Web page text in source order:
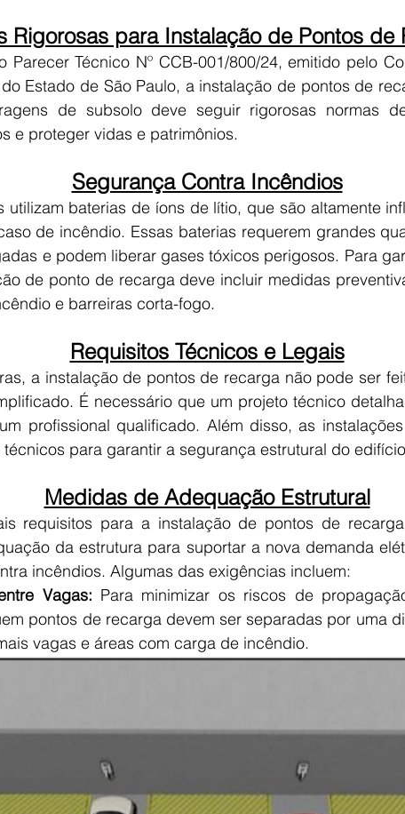
Rigorosas para Instalação de Pontos de
Parecer Técnico Nº CCB-001/800/24, emitido pelo
Estado de São Paulo, a instalação de pontos de
de subsolo deve seguir rigorosas normas
e proteger vidas e patrimônios.
Segurança Contra Incêndios
utilizam baterias de íons de lítio, que são altamente
de incêndio. Essas baterias requerem grandes
e podem liberar gases tóxicos perigosos. Para
de ponto de recarga deve incluir medidas
e barreiras corta-fogo.
Requisitos Técnicos e Legais
a instalação de pontos de recarga não pode ser
É necessário que um projeto técnico
profissional qualificado. Além disso, as
para garantir a segurança estrutural do
Medidas de Adequação Estrutural
requisitos para a instalação de pontos de
da estrutura para suportar a nova demanda
incêndios. Algumas das exigências incluem:
Vagas: Para minimizar os riscos de
pontos de recarga devem ser separadas por uma
vagas e áreas com carga de incêndio.